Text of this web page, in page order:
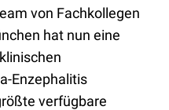
von Fachkollegen
hat nun eine
Enzephalitis
verfügbare